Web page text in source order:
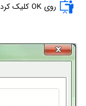
روی OK کلیک کرده و خارج شوید.